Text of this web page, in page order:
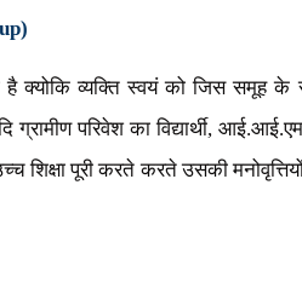
है क्योकि व्यक्ति स्वयं कोजिस समूह के
परिवेश का विद्यार्थी,
शिक्षा पूरी करते करते उसकी